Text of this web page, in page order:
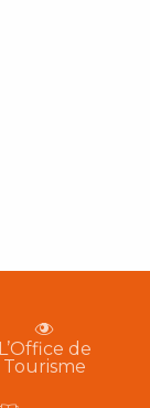
L’Office de
Tourisme